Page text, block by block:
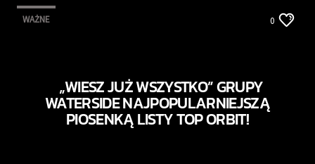
WAŻNE 0
„WIESZ JUŻ WSZYSTKO” GRUPY
WATERSIDE NAJPOPULARNIEJSZĄ
PIOSENKĄ LISTY TOP ORBIT!